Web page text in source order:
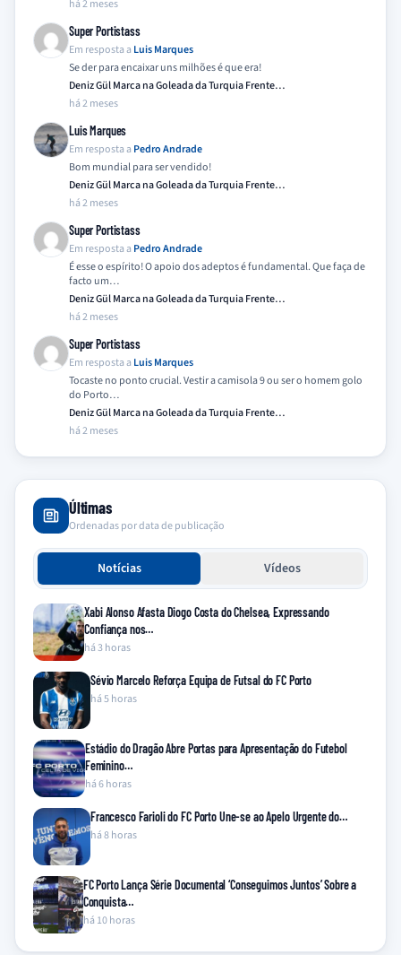
há 2 meses
Super Portistass
Em resposta a Luis Marques
Se der para encaixar uns milhões é que era!
Deniz Gül Marca na Goleada da Turquia Frente…
há 2 meses
Luis Marques
Em resposta a Pedro Andrade
Bom mundial para ser vendido!
Deniz Gül Marca na Goleada da Turquia Frente…
há 2 meses
Super Portistass
Em resposta a Pedro Andrade
É esse o espírito! O apoio dos adeptos é fundamental. Que faça de
facto um…
Deniz Gül Marca na Goleada da Turquia Frente…
há 2 meses
Super Portistass
Em resposta a Luis Marques
Tocaste no ponto crucial. Vestir a camisola 9 ou ser o homem golo
do Porto…
Deniz Gül Marca na Goleada da Turquia Frente…
há 2 meses
Últimas
Ordenadas por data de publicação
Notícias Vídeos
Xabi Alonso Afasta Diogo Costa do Chelsea, Expressando
Confiança nos…
há 3 horas
Sévio Marcelo Reforça Equipa de Futsal do FC Porto
há 5 horas
Estádio do Dragão Abre Portas para Apresentação do Futebol
Feminino…
há 6 horas
Francesco Farioli do FC Porto Une-se ao Apelo Urgente do…
há 8 horas
FC Porto Lança Série Documental ‘Conseguimos Juntos’ Sobre a
Conquista…
há 10 horas